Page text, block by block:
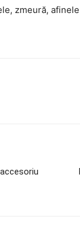
zmeură,